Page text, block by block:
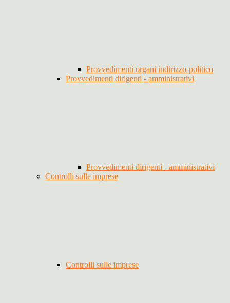
Provvedimenti organi indirizzo-politico
Provvedimenti dirigenti - amministrativi
Provvedimenti dirigenti - amministrativi
Controlli sulle imprese
Controlli sulle imprese